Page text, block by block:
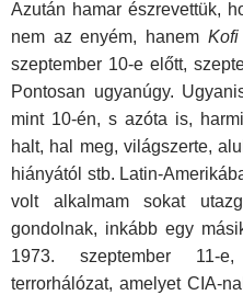
Azután hamar észrevettük,
nem az enyém, hanem Kofi
szeptember 10-e előtt,
Pontosan ugyanúgy.
mint 10-én, s azóta is,
halt, hal meg, világszerte,
hiányától stb. Latin-
volt alkalmam sokat
gondolnak, inkább egy
1973. szeptember 11-
terrorhálózat, amelyet CIA-